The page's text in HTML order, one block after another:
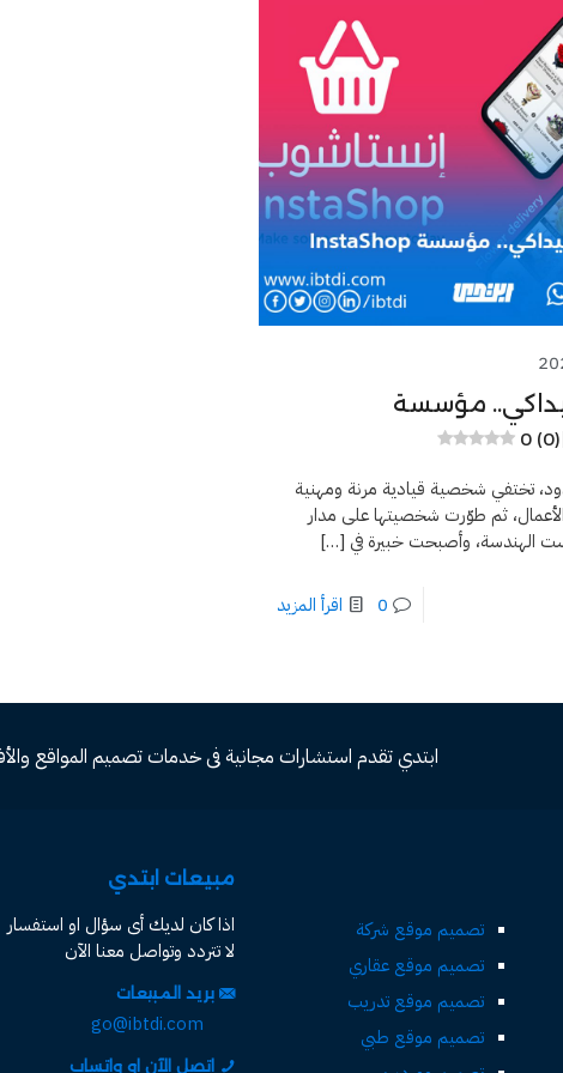
مؤسسة
0 (0)
تختفي شخصية قيادية مرنة ومهنية
الأعمال، ثم طوّرت شخصيتها على مدار
الهندسة، وأصبحت خبيرة في […]
0 اقرأ المزيد
ابتدي تقدم استشارات مجانية فى خدمات تصميم المواقع والأفكار
تصميم موقع شركة
تصميم موقع عقاري
تصميم موقع تدريب
تصميم موقع طبي
مبيعات ابتدي
اذا كان لديك أى سؤال او استفسار
لا تتردد وتواصل معنا الآن
بريد المبيعات
go@ibtdi.com
اتصل الآن او واتساب